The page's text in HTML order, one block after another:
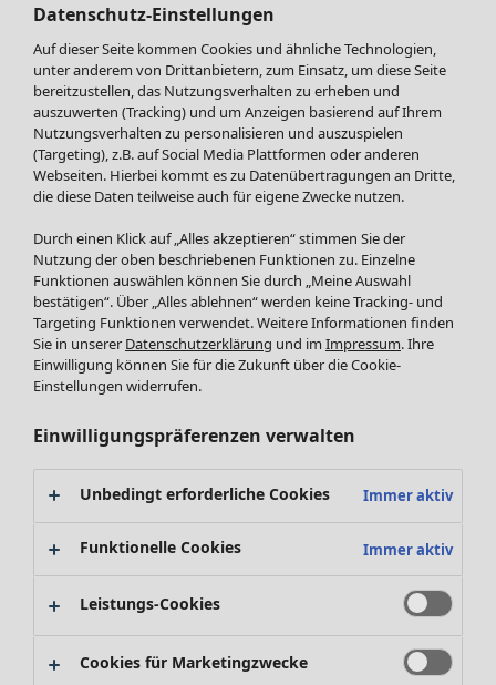
Alle anzeigen
Kleider
Tuniken
Blusen
Pullover & Shirts
Strickjacken
Röcke
Jacken & Mäntel
Leggings /Strumpfhosen
Accessoires
Schuhe
Bademode
SALE Zuhause
Dekoration
Teppiche
Datenschutz-Einstellungen
Auf dieser Seite kommen Cookies und ähnliche Technologien,
unter anderem von Drittanbietern, zum Einsatz, um diese Seite
bereitzustellen, das Nutzungsverhalten zu erheben und
auszuwerten (Tracking) und um Anzeigen basierend auf Ihrem
Nutzungsverhalten zu personalisieren und auszuspielen
(Targeting), z.B. auf Social Media Plattformen oder anderen
Webseiten. Hierbei kommt es zu Datenübertragungen an Dritte,
die diese Daten teilweise auch für eigene Zwecke nutzen.
Durch einen Klick auf „Alles akzeptieren“ stimmen Sie der
Nutzung der oben beschriebenen Funktionen zu. Einzelne
Funktionen auswählen können Sie durch „Meine Auswahl
bestätigen“. Über „Alles ablehnen“ werden keine Tracking- und
Targeting Funktionen verwendet. Weitere Informationen finden
Sie in unserer Datenschutzerklärung und im Impressum. Ihre
Einwilligung können Sie für die Zukunft über die Cookie-
Einstellungen widerrufen.
Einwilligungspräferenzen verwalten
Unbedingt erforderliche Cookies Immer aktiv
Funktionelle Cookies Immer aktiv
Leistungs-Cookies
Cookies für Marketingzwecke